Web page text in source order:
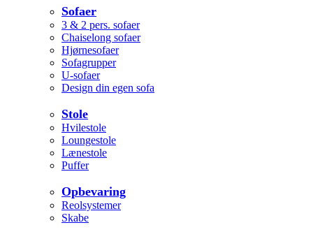
Sofaer
3 & 2 pers. sofaer
Chaiselong sofaer
Hjørnesofaer
Sofagrupper
U-sofaer
Design din egen sofa
Stole
Hvilestole
Loungestole
Lænestole
Puffer
Opbevaring
Reolsystemer
Skabe